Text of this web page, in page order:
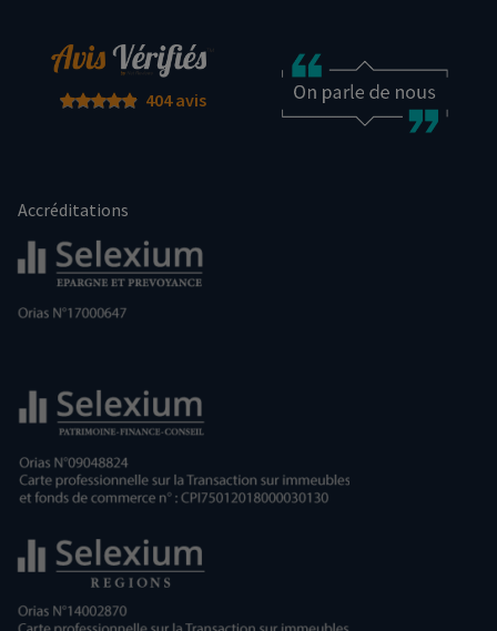
404 avis
Accréditations